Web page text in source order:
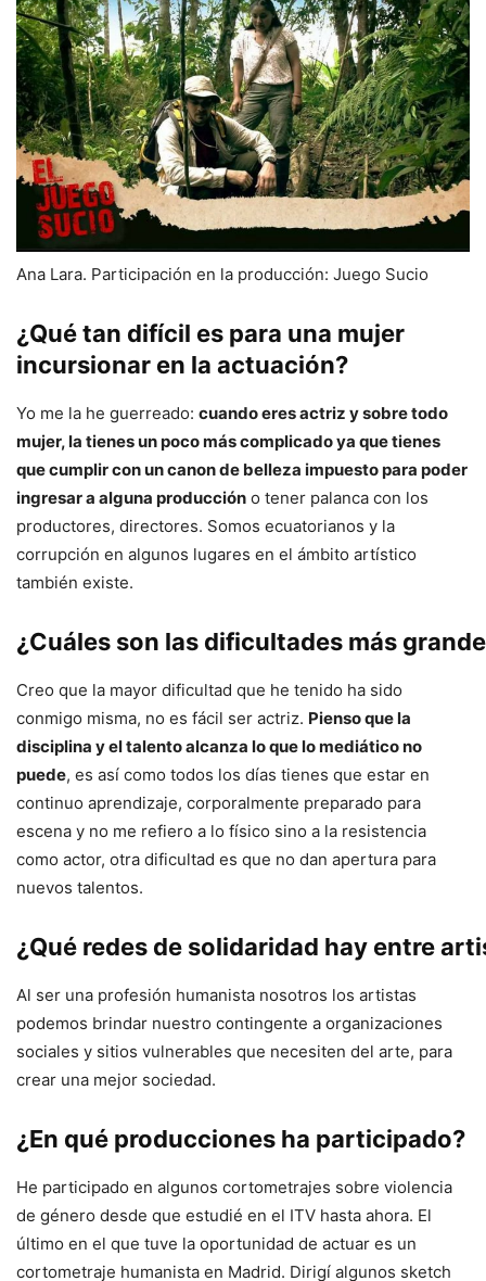
Ana Lara. Participación en la producción: Juego Sucio
¿Qué tan difícil es para una mujer
incursionar en la actuación?
Yo me la he guerreado: cuando eres actriz y sobre todo
mujer, la tienes un poco más complicado ya que tienes
que cumplir con un canon de belleza impuesto para poder
ingresar a alguna producción o tener palanca con los
productores, directores. Somos ecuatorianos y la
corrupción en algunos lugares en el ámbito artístico
también existe.
¿Cuáles son las dificultades más
Creo que la mayor dificultad que he tenido ha sido
conmigo misma, no es fácil ser actriz. Pienso que la
disciplina y el talento alcanza lo que lo mediático no
puede, es así como todos los días tienes que estar en
continuo aprendizaje, corporalmente preparado para
escena y no me refiero a lo físico sino a la resistencia
como actor, otra dificultad es que no dan apertura para
nuevos talentos.
¿Qué redes de solidaridad hay entre
Al ser una profesión humanista nosotros los artistas
podemos brindar nuestro contingente a organizaciones
sociales y sitios vulnerables que necesiten del arte, para
crear una mejor sociedad.
¿En qué producciones ha participado?
He participado en algunos cortometrajes sobre violencia
de género desde que estudié en el ITV hasta ahora. El
último en el que tuve la oportunidad de actuar es un
cortometraje humanista en Madrid. Dirigí algunos sketch